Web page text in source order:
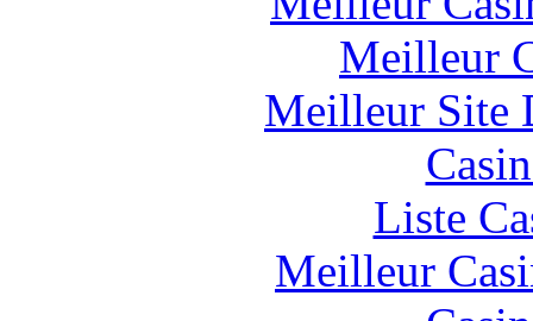
Meilleur
Meilleur Site
Liste
Meilleur